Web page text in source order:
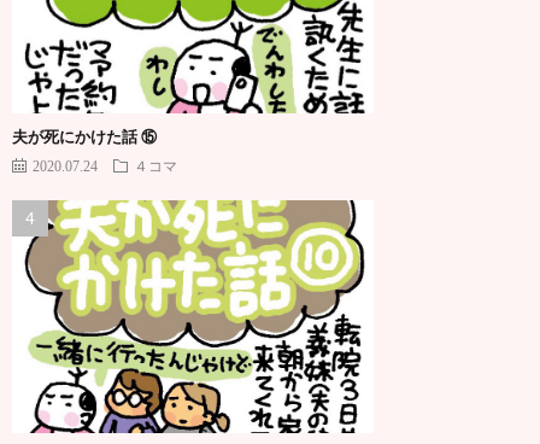
夫が死にかけた話 ⑮
2020.07.24 ４コマ